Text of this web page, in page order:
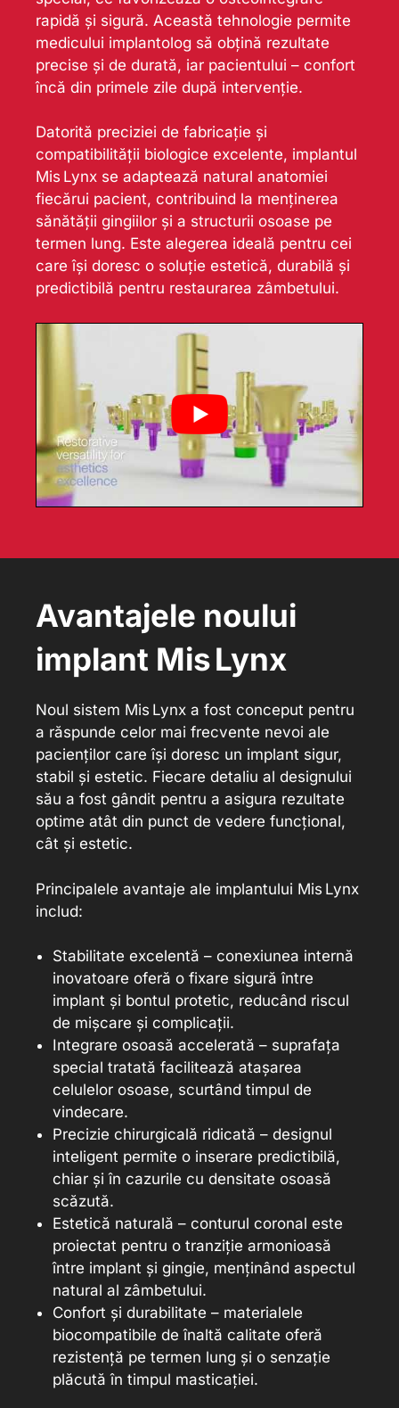
rapidă și sigură. Această tehnologie permite
medicului implantolog să obțină rezultate
precise și de durată, iar pacientului – confort
încă din primele zile după intervenție.
Datorită preciziei de fabricație și
compatibilității biologice excelente, implantul
Mis Lynx se adaptează natural anatomiei
fiecărui pacient, contribuind la menținerea
sănătății gingiilor și a structurii osoase pe
termen lung. Este alegerea ideală pentru cei
care își doresc o soluție estetică, durabilă și
predictibilă pentru restaurarea zâmbetului.
Avantajele noului
implant Mis Lynx
Noul sistem Mis Lynx a fost conceput pentru
a răspunde celor mai frecvente nevoi ale
pacienților care își doresc un implant sigur,
stabil și estetic. Fiecare detaliu al designului
său a fost gândit pentru a asigura rezultate
optime atât din punct de vedere funcțional,
cât și estetic.
Principalele avantaje ale implantului Mis Lynx
includ:
Stabilitate excelentă – conexiunea internă
inovatoare oferă o fixare sigură între
implant și bontul protetic, reducând riscul
de mișcare și complicații.
Integrare osoasă accelerată – suprafața
special tratată facilitează atașarea
celulelor osoase, scurtând timpul de
vindecare.
Precizie chirurgicală ridicată – designul
inteligent permite o inserare predictibilă,
chiar și în cazurile cu densitate osoasă
scăzută.
Estetică naturală – conturul coronal este
proiectat pentru o tranziție armonioasă
între implant și gingie, menținând aspectul
natural al zâmbetului.
Confort și durabilitate – materialele
biocompatibile de înaltă calitate oferă
rezistență pe termen lung și o senzație
plăcută în timpul masticației.